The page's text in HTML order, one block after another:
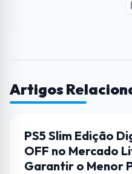
Artigos
JOGOS
PS5 Slim Edição
OFF no Mercado
Garantir o Menor